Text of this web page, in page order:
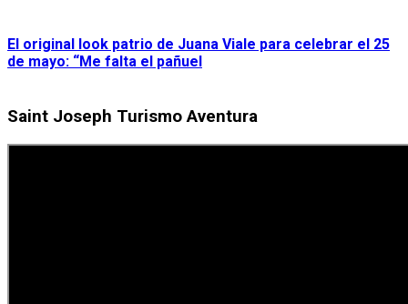
El original look patrio de Juana Viale para celebrar el 25
de mayo: “Me falta el pañuel
Saint Joseph Turismo Aventura